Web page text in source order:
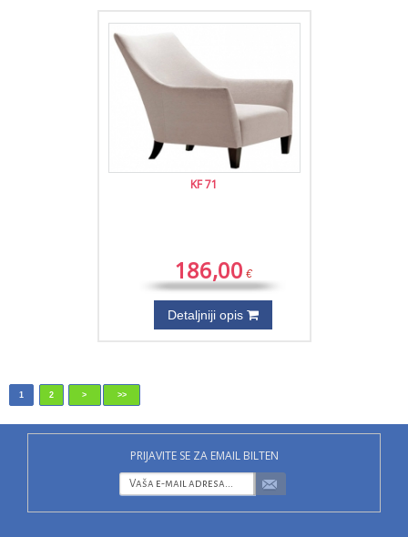
KF 71
186,00 €
Detaljniji opis
1 2 > >>
PRIJAVITE SE ZA EMAIL BILTEN